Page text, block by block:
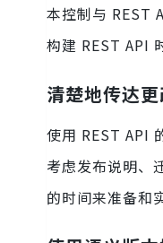
本控制与 REST
构建 REST API
清楚地传达
使用 REST API
考虑发布说明、
的时间来准备和